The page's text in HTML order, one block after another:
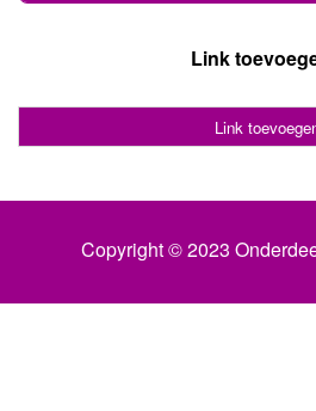
Link
Link
Copyright © 2023